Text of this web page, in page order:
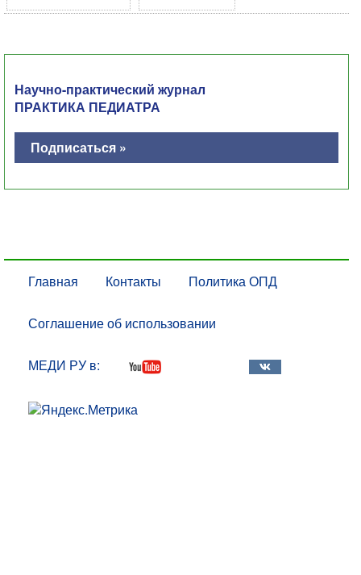
Научно-практический журнал
ПРАКТИКА ПЕДИАТРА
Подписаться »
Главная Контакты Политика ОПД
Соглашение об использовании
МЕДИ РУ в: